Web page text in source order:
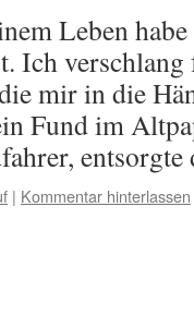
Leben
Ich
mir in die
Fund im
| Kommentar hinterlassen